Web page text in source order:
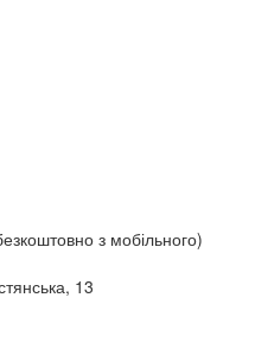
з мобільного)
13